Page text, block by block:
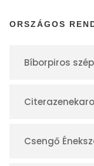
n
a
á
ORSZÁGOS
Bíborpiros
Csengő